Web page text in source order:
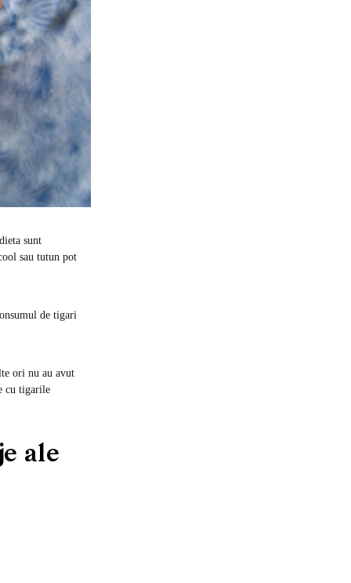
sunt
sau tutun pot
de tigari
ori nu au avut
cu tigarile
ale